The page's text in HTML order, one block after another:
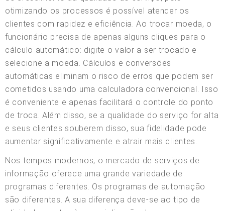
otimizando os processos é possível atender os
clientes com rapidez e eficiência. Ao trocar moeda, o
funcionário precisa de apenas alguns cliques para o
cálculo automático: digite o valor a ser trocado e
selecione a moeda. Cálculos e conversões
automáticas eliminam o risco de erros que podem ser
cometidos usando uma calculadora convencional. Isso
é conveniente e apenas facilitará o controle do ponto
de troca. Além disso, se a qualidade do serviço for alta
e seus clientes souberem disso, sua fidelidade pode
aumentar significativamente e atrair mais clientes.
Nos tempos modernos, o mercado de serviços de
informação oferece uma grande variedade de
programas diferentes. Os programas de automação
são diferentes. A sua diferença deve-se ao tipo de